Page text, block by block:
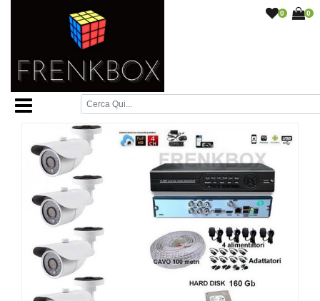
0 0
Home Page/Videosorveglianza
videosorveglianza /Kit videosorveglianza Telecamere HD
1200TVL DVR 4 canali + 160Gb + Cavo